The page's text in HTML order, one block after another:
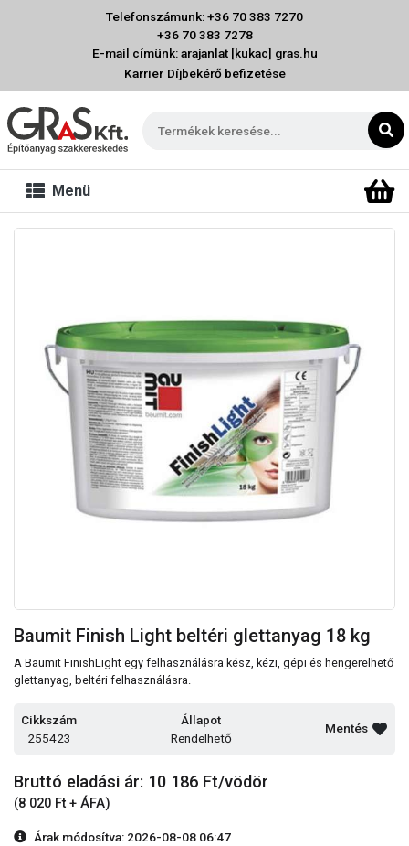
Telefonszámunk: +36 70 383 7270
+36 70 383 7278
E-mail címünk: arajanlat [kukac] gras.hu
Karrier Díjbekérő befizetése
Menü
Baumit Finish Light beltéri glettanyag 18 kg
A Baumit FinishLight egy felhasználásra kész, kézi, gépi és hengerelhető
glettanyag, beltéri felhasználásra.
Cikkszám
255423
Állapot
Rendelhető
Mentés
Bruttó eladási ár: 10 186 Ft/vödör
(8 020 Ft + ÁFA)
Árak módosítva: 2026-08-08 06:47